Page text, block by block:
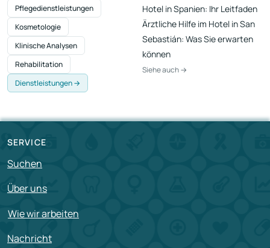
Pflegedienstleistungen
Kosmetologie
Klinische Analysen
Rehabilitation
Dienstleistungen →
Hotel in Spanien: Ihr Leitfaden
Ärztliche Hilfe im Hotel in San
Sebastián: Was Sie erwarten
können
Siehe auch →
SERVICE
Suchen
Über uns
Wie wir arbeiten
Nachricht